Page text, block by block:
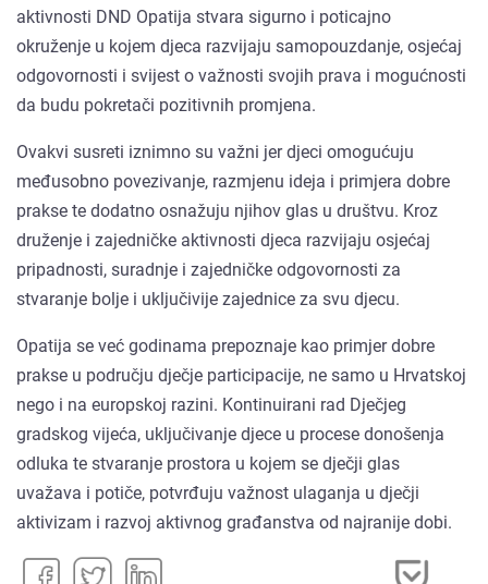
aktivnosti DND Opatija stvara sigurno i poticajno
okruženje u kojem djeca razvijaju samopouzdanje, osjećaj
odgovornosti i svijest o važnosti svojih prava i mogućnosti
da budu pokretači pozitivnih promjena.
Ovakvi susreti iznimno su važni jer djeci omogućuju
međusobno povezivanje, razmjenu ideja i primjera dobre
prakse te dodatno osnažuju njihov glas u društvu. Kroz
druženje i zajedničke aktivnosti djeca razvijaju osjećaj
pripadnosti, suradnje i zajedničke odgovornosti za
stvaranje bolje i uključivije zajednice za svu djecu.
Opatija se već godinama prepoznaje kao primjer dobre
prakse u području dječje participacije, ne samo u Hrvatskoj
nego i na europskoj razini. Kontinuirani rad Dječjeg
gradskog vijeća, uključivanje djece u procese donošenja
odluka te stvaranje prostora u kojem se dječji glas
uvažava i potiče, potvrđuju važnost ulaganja u dječji
aktivizam i razvoj aktivnog građanstva od najranije dobi.